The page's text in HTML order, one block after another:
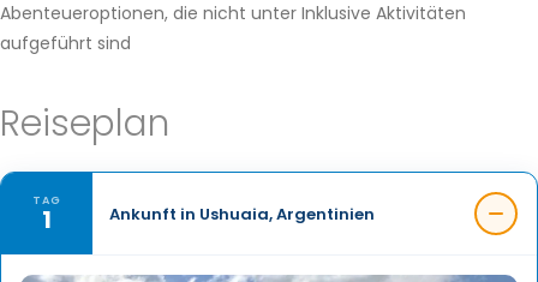
Abenteueroptionen, die nicht unter Inklusive Aktivitäten
aufgeführt sind
Reiseplan
TAG
1 Ankunft in Ushuaia, Argentinien